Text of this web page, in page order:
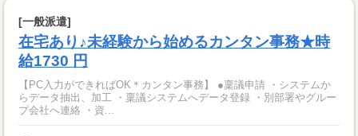
[一般派遣]
在宅あり♪未経験から始めるカンタン事務★時
給1730 円
【PC入力ができればOK＊カンタン事務】 ●稟議申請 ・システムか
らデータ抽出、加工 ・稟議システムへデータ登録 ・別部署やグルー
プ会社へ連絡 ・資...